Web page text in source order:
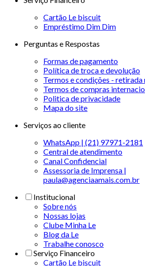
Cartão Le biscuit
Empréstimo Dim Dim
Perguntas e Respostas
Formas de pagamento
Política de troca e devolução
Termos e condições - retirada
Termos de compras
Politica de privacidade
Mapa do site
Serviços ao cliente
WhatsApp | (21) 97971-2181
Central de atendimento
Canal Confidencial
Assessoria de Imprensa |
paula@agenciaamais.com.br
Institucional
Sobre nós
Nossas lojas
Clube Minha Le
Blog da Le
Trabalhe conosco
Serviço Financeiro
Cartão Le biscuit